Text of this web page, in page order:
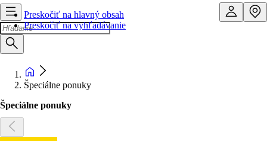
Preskočiť na hlavný obsah
Preskočiť na vyhľadávanie
Špeciálne ponuky
Špeciálne ponuky